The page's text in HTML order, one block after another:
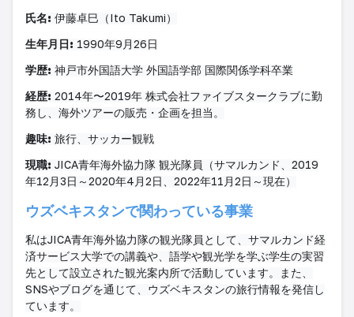
氏名: 伊藤卓巳（Ito Takumi）
生年月日: 1990年9月26日
学歴: 神戸市外国語大学 外国語学部 国際関係学科卒業
経歴: 2014年〜2019年 株式会社ファイブスタークラブに勤
務し、海外ツアーの販売・企画を担当。
趣味: 旅行、サッカー観戦
現職: JICA青年海外協力隊 観光隊員（サマルカンド、2019
年12月3日～2020年4月2日、2022年11月2日～現在）
ウズベキスタンで関わっている事業
私はJICA青年海外協力隊の観光隊員として、サマルカンド経
済サービス大学での講義や、語学や観光学を学ぶ学生の実習
先として設立された観光案内所で活動しています。また、
SNSやブログを通じて、ウズベキスタンの旅行情報を発信し
ています。